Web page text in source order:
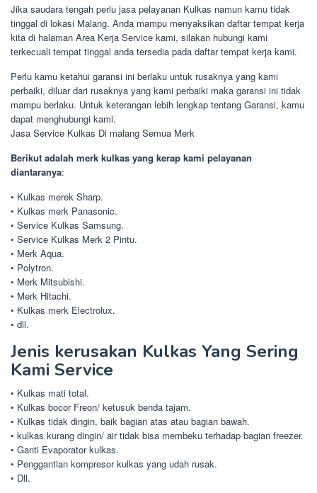
Jika saudara tengah perlu jasa pelayanan Kulkas namun kamu tidak
tinggal di lokasi Malang. Anda mampu menyaksikan daftar tempat kerja
kita di halaman Area Kerja Service kami, silakan hubungi kami
terkecuali tempat tinggal anda tersedia pada daftar tempat kerja kami.
Perlu kamu ketahui garansi ini berlaku untuk rusaknya yang kami
perbaiki, diluar dari rusaknya yang kami perbaiki maka garansi ini tidak
mampu berlaku. Untuk keterangan lebih lengkap tentang Garansi, kamu
dapat menghubungi kami.
Jasa Service Kulkas Di malang Semua Merk
Berikut adalah merk kulkas yang kerap kami pelayanan
diantaranya:
• Kulkas merek Sharp.
• Kulkas merk Panasonic.
• Service Kulkas Samsung.
• Service Kulkas Merk 2 Pintu.
• Merk Aqua.
• Polytron.
• Merk Mitsubishi.
• Merk Hitachi.
• Kulkas merk Electrolux.
• dll.
Jenis kerusakan Kulkas Yang Sering
Kami Service
• Kulkas mati total.
• Kulkas bocor Freon/ ketusuk benda tajam.
• Kulkas tidak dingin, baik bagian atas atau bagian bawah.
• kulkas kurang dingin/ air tidak bisa membeku terhadap bagian freezer.
• Ganti Evaporator kulkas.
• Penggantian kompresor kulkas yang udah rusak.
• Dll.